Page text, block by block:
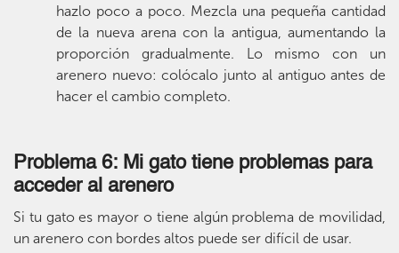
hazlo poco a poco. Mezcla una pequeña cantidad
de la nueva arena con la antigua, aumentando la
proporción gradualmente. Lo mismo con un
arenero nuevo: colócalo junto al antiguo antes de
hacer el cambio completo.
Problema 6: Mi gato tiene problemas para
acceder al arenero
Si tu gato es mayor o tiene algún problema de movilidad,
un arenero con bordes altos puede ser difícil de usar.